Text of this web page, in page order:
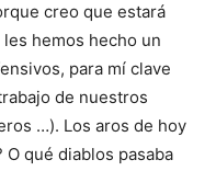
creo que estará
les hemos hecho un
para mí clave
de nuestros
…). Los aros de hoy
qué diablos pasaba